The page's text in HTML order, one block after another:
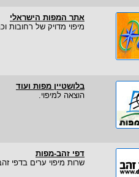
אתר המפות הישראלי
מיפוי מדויק של רחובות וכבישים
בלושטיין מפות ועוד
הוצאה למיפוי.
דפי זהב-מפות
שרות מיפוי ערים בדפי